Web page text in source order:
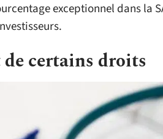
exceptionnel dans la
de certains droits